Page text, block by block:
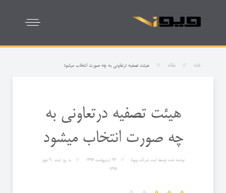
خانه مقاله هیئت تصفیه درتعاونی به چه صورت انتخاب میشود
هیئت تصفیه درتعاونی به
چه صورت انتخاب میشود
نوشته شده توسطثبت شرکت ویونا 26 ارديبهشت 1396 به روز شده
20 مهر
1399